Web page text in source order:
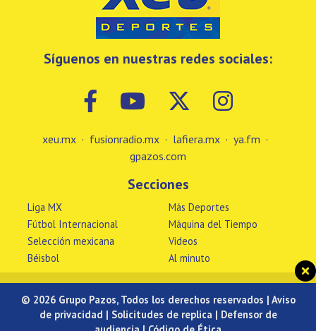
Síguenos en nuestras redes sociales:
xeu.mx · fusionradio.mx · lafiera.mx · ya.fm ·
gpazos.com
Secciones
Liga MX
Fútbol Internacional
Selección mexicana
Béisbol
Más Deportes
Máquina del Tiempo
Videos
Al minuto
© 2026 Grupo Pazos, Todos los derechos reservados | Aviso
de privacidad | Solicitudes de replica| Defensor de